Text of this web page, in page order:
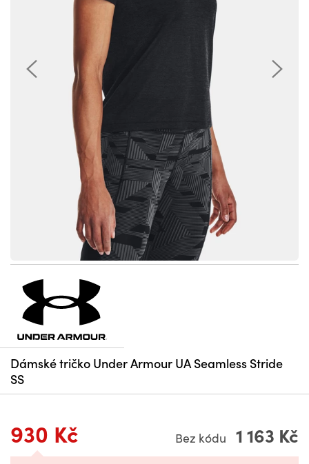
Dámské tričko Under Armour UA Seamless Stride
SS
930 Kč Bez kódu 1 163 Kč